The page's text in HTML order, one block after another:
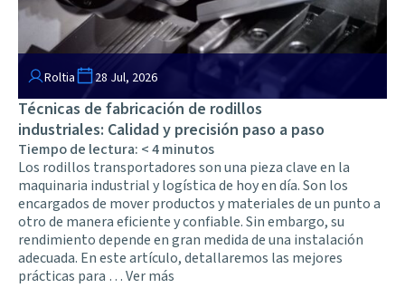
Roltia 28 Jul, 2026
Técnicas de fabricación de rodillos
industriales: Calidad y precisión paso a paso
Tiempo de lectura: < 4minutos
Los rodillos transportadores son una pieza clave en la
maquinaria industrial y logística de hoy en día. Son los
encargados de mover productos y materiales de un punto a
otro de manera eficiente y confiable. Sin embargo, su
rendimiento depende en gran medida de una instalación
adecuada. En este artículo, detallaremos las mejores
prácticas para …Ver más